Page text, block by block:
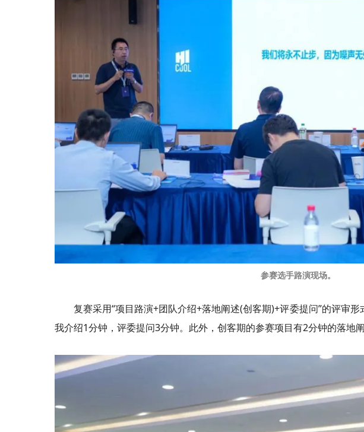
参赛选手路演现场。
复赛采用“项目路演+团队介绍+落地阐述(创客期)+评委提问”的评审
我介绍1分钟，评委提问3分钟。此外，创客期的参赛项目有2分钟的落地阐